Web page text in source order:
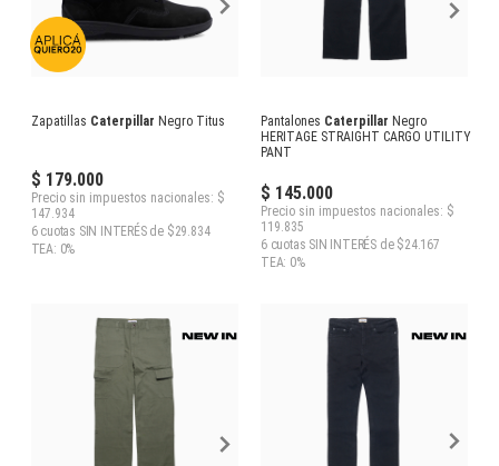
Zapatillas Caterpillar Negro Titus
$ 179.000
Precio sin impuestos nacionales: $
147.934
6 cuotas SIN INTERÉS de $29.834
TEA: 0%
Pantalones Caterpillar Negro
HERITAGE STRAIGHT CARGO UTILITY
PANT
$ 145.000
Precio sin impuestos nacionales: $
119.835
6 cuotas SIN INTERÉS de $24.167
TEA: 0%